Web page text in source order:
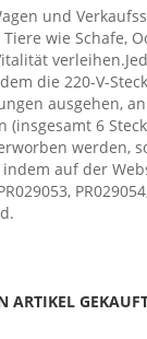
und
wie Schafe,
die 220-V-
ausgehen,
(insgesamt 6
werden,
auf der
ARTIKEL